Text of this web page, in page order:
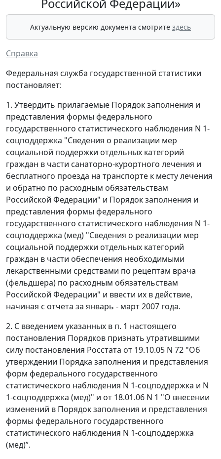
Российской Федерации»
Актуальную версию документа смотрите здесь
Справка
Федеральная служба государственной статистики
постановляет:
1. Утвердить прилагаемые Порядок заполнения и
представления формы федерального
государственного статистического наблюдения N 1-
соцподдержка "Сведения о реализации мер
социальной поддержки отдельных категорий
граждан в части санаторно-курортного лечения и
бесплатного проезда на транспорте к месту лечения
и обратно по расходным обязательствам
Российской Федерации" и Порядок заполнения и
представления формы федерального
государственного статистического наблюдения N 1-
соцподдержка (мед) "Сведения о реализации мер
социальной поддержки отдельных категорий
граждан в части обеспечения необходимыми
лекарственными средствами по рецептам врача
(фельдшера) по расходным обязательствам
Российской Федерации" и ввести их в действие,
начиная с отчета за январь - март 2007 года.
2. С введением указанных в п. 1 настоящего
постановления Порядков признать утратившими
силу постановления Росстата от 19.10.05 N 72 "Об
утверждении Порядка заполнения и представления
форм федерального государственного
статистического наблюдения N 1-соцподдержка и N
1-соцподдержка (мед)" и от 18.01.06 N 1 "О внесении
изменений в Порядок заполнения и представления
формы федерального государственного
статистического наблюдения N 1-соцподдержка
(мед)”.